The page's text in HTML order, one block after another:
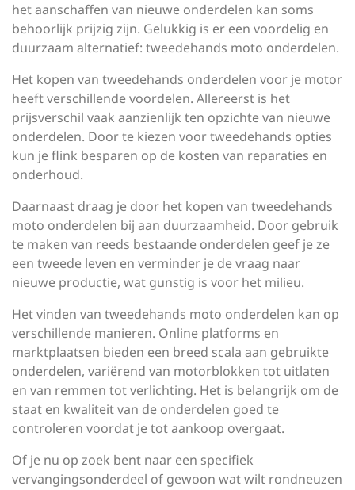
het aanschaffen van nieuwe onderdelen kan soms
behoorlijk prijzig zijn. Gelukkig is er een voordelig en
duurzaam alternatief: tweedehands moto onderdelen.
Het kopen van tweedehands onderdelen voor je motor
heeft verschillende voordelen. Allereerst is het
prijsverschil vaak aanzienlijk ten opzichte van nieuwe
onderdelen. Door te kiezen voor tweedehands opties
kun je flink besparen op de kosten van reparaties en
onderhoud.
Daarnaast draag je door het kopen van tweedehands
moto onderdelen bij aan duurzaamheid. Door gebruik
te maken van reeds bestaande onderdelen geef je ze
een tweede leven en verminder je de vraag naar
nieuwe productie, wat gunstig is voor het milieu.
Het vinden van tweedehands moto onderdelen kan op
verschillende manieren. Online platforms en
marktplaatsen bieden een breed scala aan gebruikte
onderdelen, variërend van motorblokken tot uitlaten
en van remmen tot verlichting. Het is belangrijk om de
staat en kwaliteit van de onderdelen goed te
controleren voordat je tot aankoop overgaat.
Of je nu op zoek bent naar een specifiek
vervangingsonderdeel of gewoon wat wilt rondneuzen